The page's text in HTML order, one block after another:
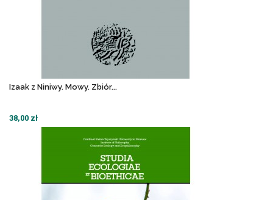
Izaak z Niniwy. Mowy. Zbiór...
38,00 zł